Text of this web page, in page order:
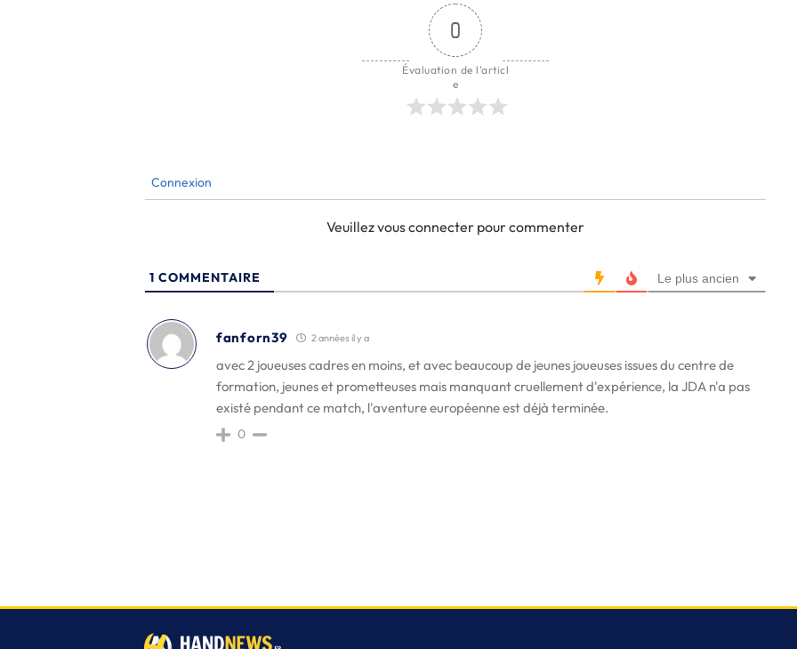
0
Évaluation de l'articl
e
Connexion
Veuillez vous connecter pour commenter
1 COMMENTAIRE Le plus ancien
fanforn39 2 années il y a
avec 2 joueuses cadres en moins, et avec beaucoup de jeunes joueuses issues du centre de
formation, jeunes et prometteuses mais manquant cruellement d'expérience, la JDA n'a pas
existé pendant ce match, l'aventure européenne est déjà terminée.
0